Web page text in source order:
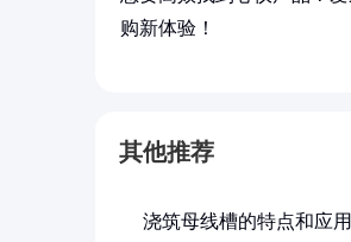
购新体验！
其他推荐
浇筑母线槽的特点和应